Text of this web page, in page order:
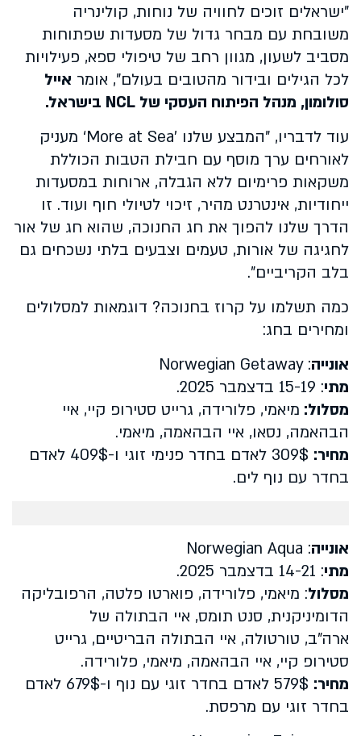
"ישראלים זוכים לחוויה של נוחות, קולינריה
משובחת עם מבחר גדול של מסעדות שפתוחות
מסביב לשעון, מגוון רחב של טיפולי ספא, פעילויות
לכל הגילים ובידור מהטובים בעולם", אומר אייל
סולומון, מנהל הפיתוח העסקי של NCL בישראל.
עוד לדבריו, "המבצע שלנו '‘More at Sea מעניק
לאורחים ערך מוסף עם חבילת הטבות הכוללת
משקאות פרימיום ללא הגבלה, ארוחות במסעדות
ייחודיות, אינטרנט מהיר, זיכוי לטיולי חוף ועוד. זו
הדרך שלנו להפוך את חג החנוכה, שהוא חג של אור
לחגיגה של אורות, טעמים וצבעים בלתי נשכחים גם
בלב הקריביים."
כמה תשלמו על קרוז בחנוכה? דוגמאות למסלולים
ומחירים בחג:
אונייה:
Norwegian Getaway
מתי: 15-19 בדצמבר 2025.
מסלול: מיאמי, פלורידה, גרייט סטירופ קיי, איי
הבהאמה, נסאו, איי הבהאמה, מיאמי.
מחיר:
309$
לאדם בחדר פנימי זוגי ו-409$ לאדם
בחדר עם נוף לים.
אונייה:
Norwegian Aqua
מתי: 14-21 בדצמבר 2025.
מסלול: מיאמי, פלורידה, פוארטו פלטה, הרפובליקה
הדומיניקנית, סנט תומס, איי הבתולה של
ארה"ב, טורטולה, איי הבתולה הבריטיים, גרייט
סטירופ קיי, איי הבהאמה, מיאמי, פלורידה.
מחיר:
579$
לאדם בחדר זוגי עם נוף ו-679$ לאדם
בחדר זוגי עם מרפסת.